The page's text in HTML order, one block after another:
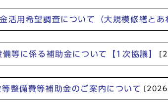
活用希望調査について（大規模修繕とあ
等に係る補助金について【1次協議】
整備費等補助金のご案内について